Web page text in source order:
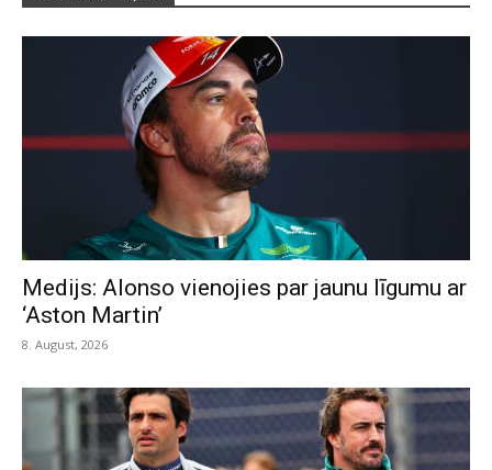
Medijs: Alonso vienojies par jaunu līgumu ar
‘Aston Martin’
8. August, 2026